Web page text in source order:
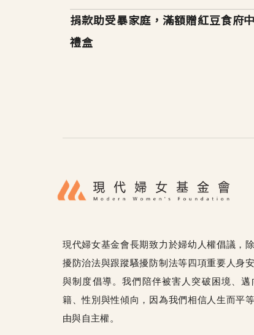
捐款助受暴家庭，滿額贈紅豆食府
禮盒
現代婦女基金會長期致力於婦幼人權倡議，
擾防治法與跟蹤騷擾防制法等四項重要人身
與制度倡導。我們陪伴被害人突破困境、
籍、性別與性傾向，因為我們相信人生而平
由與自主權。